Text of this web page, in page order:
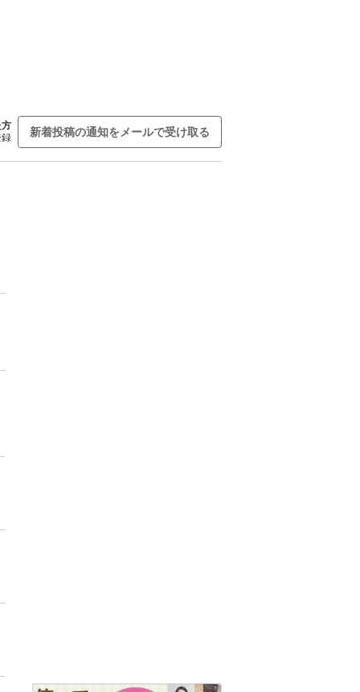
新着投稿の通知をメールで受け取る